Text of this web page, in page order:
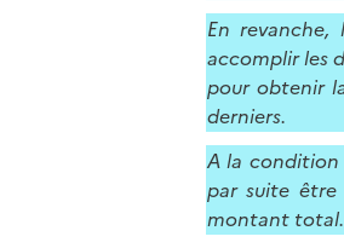
En
accomplir les
pour obtenir
derniers.
A la condition
par suite
montant total.